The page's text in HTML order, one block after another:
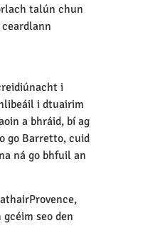
talún chun
i
i dtuairim
a bhráid, bí ag
go Barretto, cuid
ná go bhfuil an
seo den